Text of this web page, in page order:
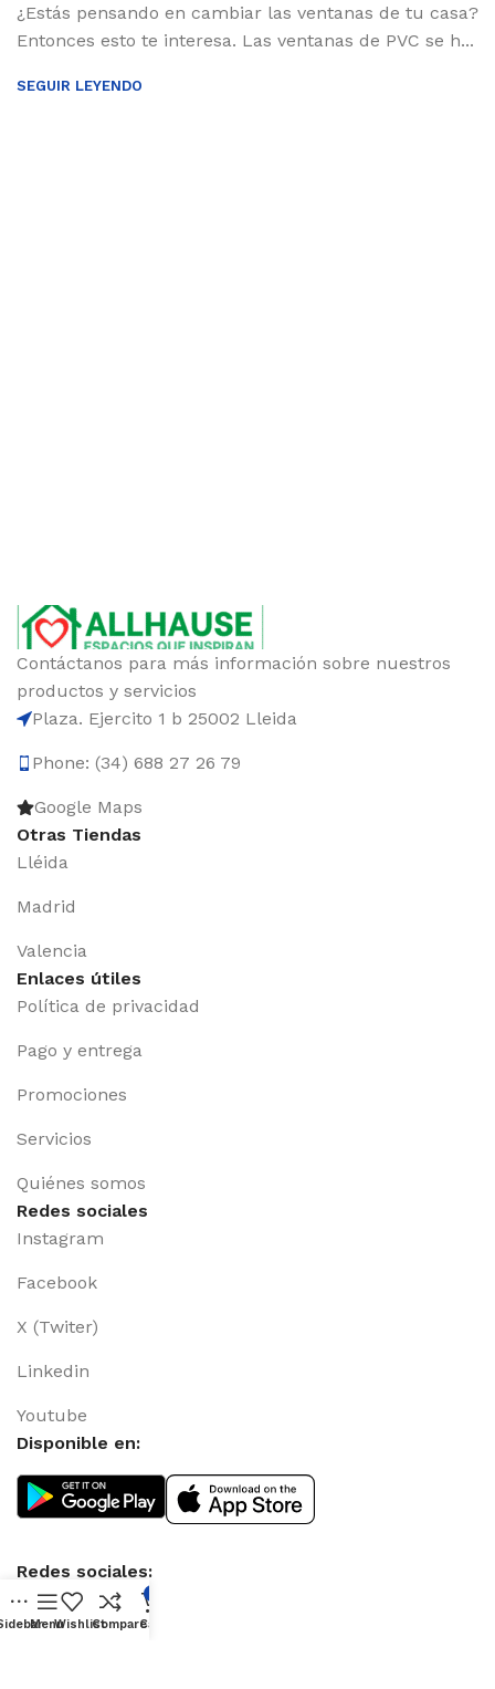
¿Estás pensando en cambiar las ventanas de tu casa?
Entonces esto te interesa. Las ventanas de PVC se h...
SEGUIR LEYENDO
Contáctanos para más información sobre nuestros
productos y servicios
Plaza. Ejercito 1 b 25002 Lleida
Phone: (34) 688 27 26 79
Google Maps
Otras Tiendas
Lléida
Madrid
Valencia
Enlaces útiles
Política de privacidad
Pago y entrega
Promociones
Servicios
Quiénes somos
Redes sociales
Instagram
Facebook
X (Twiter)
Linkedin
Youtube
Disponible en:
Redes sociales:
MenuWishlistCompareCart